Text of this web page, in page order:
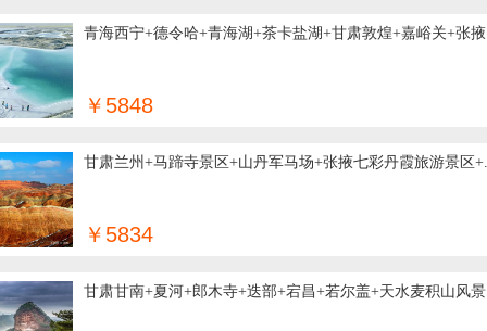
青海西宁+德令哈+青海湖+茶卡盐湖+甘肃敦煌+嘉峪关+张
￥5848
甘肃兰州+马蹄寺景区+山丹军马场+张掖七彩丹霞旅游景区
￥5834
甘肃甘南+夏河+郎木寺+迭部+宕昌+若尔盖+天水麦积山风